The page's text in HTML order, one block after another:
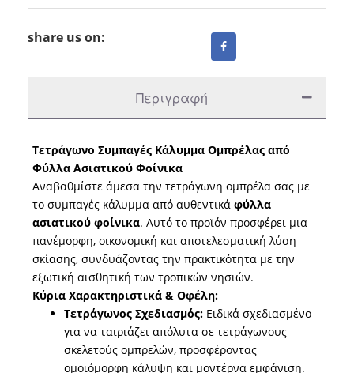
share us on:
Περιγραφή
Τετράγωνο Συμπαγές Κάλυμμα Ομπρέλας από
Φύλλα Ασιατικού Φοίνικα
Αναβαθμίστε άμεσα την τετράγωνη ομπρέλα σας με
το συμπαγές κάλυμμα από αυθεντικά φύλλα
ασιατικού φοίνικα. Αυτό το προϊόν προσφέρει μια
πανέμορφη, οικονομική και αποτελεσματική λύση
σκίασης, συνδυάζοντας την πρακτικότητα με την
εξωτική αισθητική των τροπικών νησιών.
Κύρια Χαρακτηριστικά & Οφέλη:
Τετράγωνος Σχεδιασμός: Ειδικά σχεδιασμένο
για να ταιριάζει απόλυτα σε τετράγωνους
σκελετούς ομπρελών, προσφέροντας
ομοιόμορφη κάλυψη και μοντέρνα εμφάνιση.